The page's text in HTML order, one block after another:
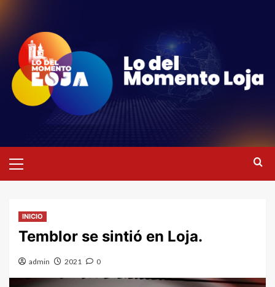
contenido
primario
INICIO
Temblor se sintió en Loja.
admin 2021 0